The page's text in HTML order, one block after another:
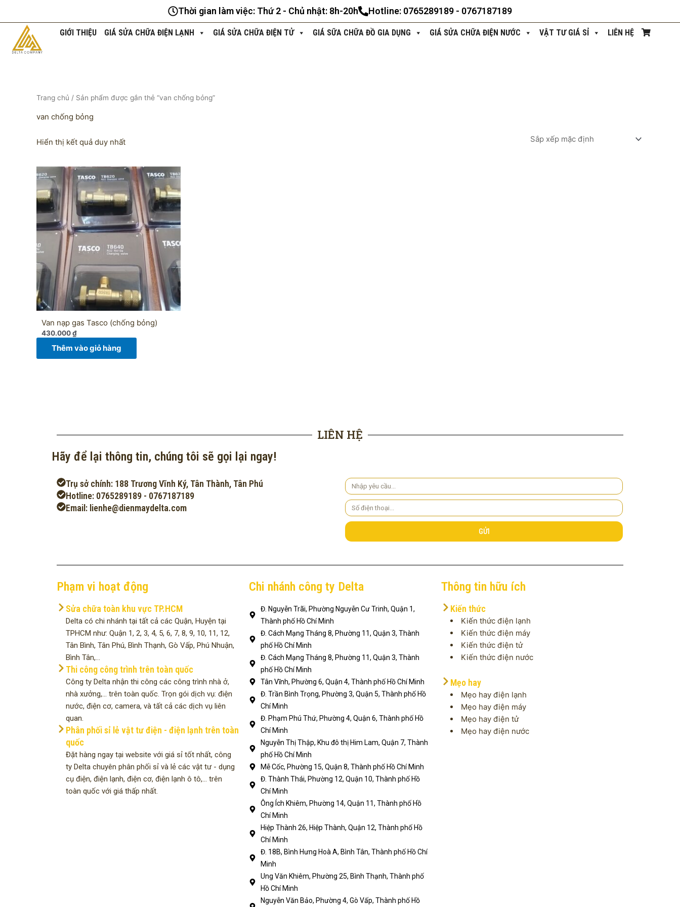
dung
Thời gian làm việc: Thứ 2 - Chủ nhật: 8h-20h Hotline: 0765289189 - 0767187189
GIỚI THIỆU GIÁ SỬA CHỮA ĐIỆN LẠNH GIÁ SỬA CHỮA ĐIỆN TỬ GIÁ SỮA CHỮA ĐỒ GIA DỤNG GIÁ SỬA CHỮA ĐIỆN NƯỚC VẬT TƯ GIÁ SỈ LIÊN HỆ
Trang chủ / Sản phẩm được gắn thẻ “van chống bỏng”
van chống bỏng
Hiển thị kết quả duy nhất
Van nạp gas Tasco (chống bỏng)
430.000₫
Thêm vào giỏ hàng
LIÊN HỆ
Hãy để lại thông tin, chúng tôi sẽ gọi lại ngay!
Trụ sở chính: 188 Trương Vĩnh Ký, Tân Thành, Tân Phú
Hotline: 0765289189 - 0767187189
Email: lienhe@dienmaydelta.com
Yêu
cầu
Số
điện
thoại
GỬI
Phạm vi hoạt động
Sửa chữa toàn khu vực TP.HCM
Delta có chi nhánh tại tất cả các Quận, Huyện tại
TPHCM như: Quận 1, 2, 3, 4, 5, 6, 7, 8, 9, 10, 11, 12,
Tân Bình, Tân Phú, Bình Thạnh, Gò Vấp, Phú Nhuận,
Bình Tân,...
Thi công công trình trên toàn quốc
Công ty Delta nhận thi công các công trình nhà ở,
nhà xưởng,... trên toàn quốc. Trọn gói dịch vụ: điện
nước, điện cơ, camera, và tất cả các dịch vụ liên
quan.
Phân phối sỉ lẻ vật tư điện - điện lạnh trên toàn
quốc
Đặt hàng ngay tại website với giá sỉ tốt nhất, công
ty Delta chuyên phân phối sỉ và lẻ các vật tư - dụng
cụ điện, điện lạnh, điện cơ, điện lạnh ô tô,... trên
toàn quốc với giá thấp nhất.
Chi nhánh công ty Delta
Đ. Nguyễn Trãi, Phường Nguyễn Cư Trinh, Quận 1,
Thành phố Hồ Chí Minh
Đ. Cách Mạng Tháng 8, Phường 11, Quận 3, Thành
phố Hồ Chí Minh
Đ. Cách Mạng Tháng 8, Phường 11, Quận 3, Thành
phố Hồ Chí Minh
Tân Vĩnh, Phường 6, Quận 4, Thành phố Hồ Chí Minh
Đ. Trần Bình Trọng, Phường 3, Quận 5, Thành phố Hồ
Chí Minh
Đ. Phạm Phú Thứ, Phường 4, Quận 6, Thành phố Hồ
Chí Minh
Nguyễn Thị Thập, Khu đô thị Him Lam, Quận 7, Thành
phố Hồ Chí Minh
Mễ Cốc, Phường 15, Quận 8, Thành phố Hồ Chí Minh
Đ. Thành Thái, Phường 12, Quận 10, Thành phố Hồ
Chí Minh
Ông Ích Khiêm, Phường 14, Quận 11, Thành phố Hồ
Chí Minh
Hiệp Thành 26, Hiệp Thành, Quận 12, Thành phố Hồ
Chí Minh
Đ. 18B, Bình Hưng Hoà A, Bình Tân, Thành phố Hồ Chí
Minh
Ung Văn Khiêm, Phường 25, Bình Thạnh, Thành phố
Hồ Chí Minh
Nguyễn Văn Bảo, Phường 4, Gò Vấp, Thành phố Hồ
Thông tin hữu ích
Kiến thức
Kiến thức điện lạnh
Kiến thức điện máy
Kiến thức điện tử
Kiến thức điện nước
Mẹo hay
Mẹo hay điện lạnh
Mẹo hay điện máy
Mẹo hay điện tử
Mẹo hay điện nước